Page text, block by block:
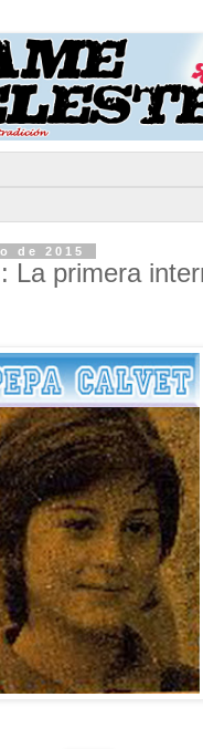
de 2015
La primera